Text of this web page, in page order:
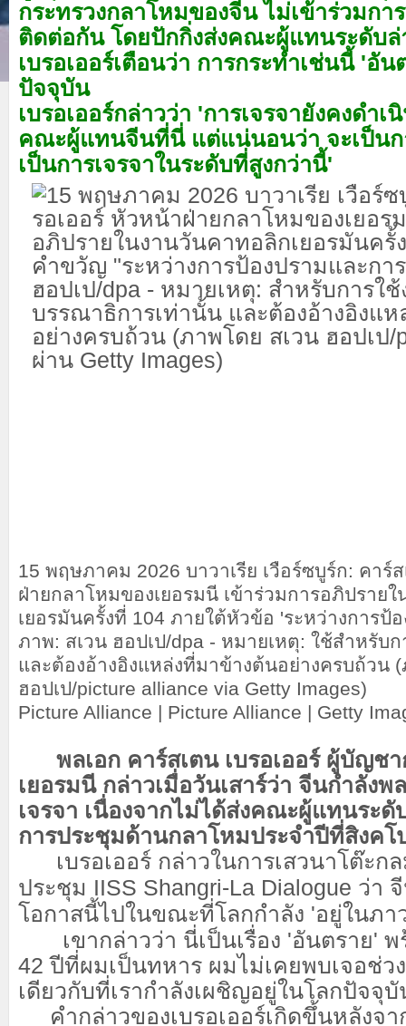
กระทรวงกลาโหมของจีน ไม่เข้าร่วมกา
ติดต่อกัน โดยปักกิ่งส่งคณะผู้แทนระดับล่
เบรอเออร์เตือนว่า การกระทำเช่นนี้ 'อัน
ปัจจุบัน
เบรอเออร์กล่าวว่า 'การเจรจายังคงดำ
คณะผู้แทนจีนที่นี่ แต่แน่นอนว่า จะเป็นก
เป็นการเจรจาในระดับที่สูงกว่านี้'
15 พฤษภาคม 2026 บาวาเรีย เวือร์ซบูร์ก: คาร์
ฝ่ายกลาโหมของเยอรมนี เข้าร่วมการอภิปราย
เยอรมันครั้งที่ 104 ภายใต้หัวข้อ 'ระหว่างการป้
ภาพ: สเวน ฮอปเป/dpa - หมายเหตุ: ใช้สำหรับ
และต้องอ้างอิงแหล่งที่มาข้างต้นอย่างครบถ้วน
ฮอปเป/picture alliance via Getty Images)
Picture Alliance | Picture Alliance | Getty
พลเอก คาร์สเตน เบรอเออร์ ผู้บัญช
เยอรมนี กล่าวเมื่อวันเสาร์ว่า จีนกำลังพ
เจรจา เนื่องจากไม่ได้ส่งคณะผู้แทนระดั
การประชุมด้านกลาโหมประจำปีที่สิงคโ
เบรอเออร์ กล่าวในการเสวนาโต๊ะกล
ประชุม IISS Shangri-La Dialogue ว่า
โอกาสนี้ไปในขณะที่โลกกำลัง 'อยู่ในภา
เขากล่าวว่า นี่เป็นเรื่อง 'อันตราย' พ
42 ปีที่ผมเป็นทหาร ผมไม่เคยพบเจอช่ว
เดียวกับที่เรากำลังเผชิญอยู่ในโลกปัจจุ
คำกล่าวของเบรอเออร์เกิดขึ้นหลังจา